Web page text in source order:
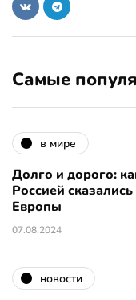
Самые
в мире
Долго и дорого:
Россией
Европы
07.08.2024
новости